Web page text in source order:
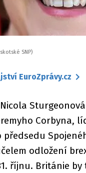
SNP)
EuroZprávy.cz
Corbyna,
odložení
říjnu. Británie